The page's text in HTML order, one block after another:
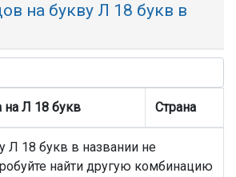
на букву Л 18 букв в
на Л 18 букв Страна
Л 18 букв в названии не
найти другую комбинацию